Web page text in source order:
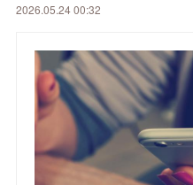
2026.05.24 00:32